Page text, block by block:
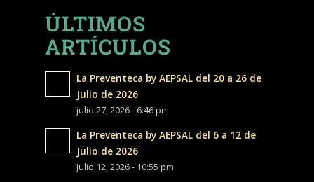
ÚLTIMOS
ARTÍCULOS
La Preventeca by AEPSAL del 20 a 26 de
Julio de 2026
julio 27, 2026 - 6:46 pm
La Preventeca by AEPSAL del 6 a 12 de
Julio de 2026
julio 12, 2026 - 10:55 pm